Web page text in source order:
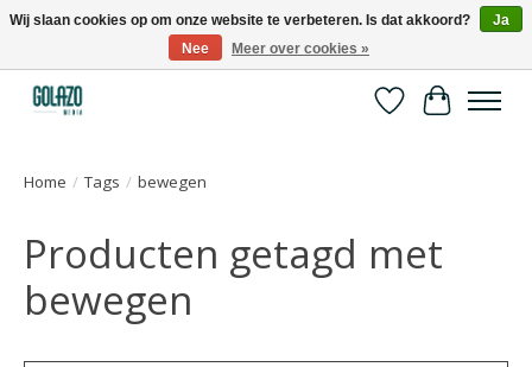
Kennispartner in sport, bewegen en gezondheid
Verlanglijst
Home / Tags / bewegen
Producten getagd met
bewegen
Wij slaan cookies op om onze website te verbeteren. Is dat akkoord?
Ja
Nee
Meer over cookies »